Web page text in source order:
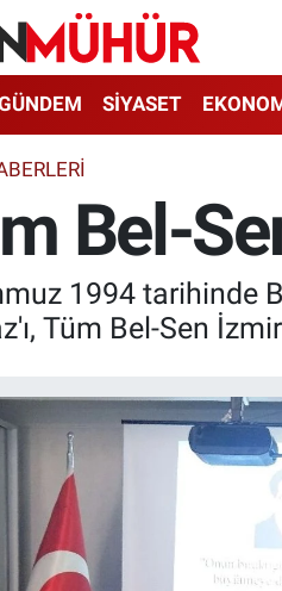
SİYASET
Bel-
1994 tarihinde
Tüm Bel-Sen
ve Fikstür